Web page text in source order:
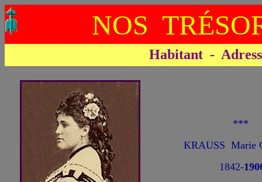
NOS
Habitant -
***
KRAUSS Marie
1842-